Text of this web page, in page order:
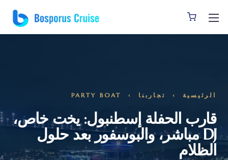
الرئيسية › تجاربنا › PARTY BOAT
قارب الحفلة إسطنبول: يخت خاص،
DJ مباشر، والبوسفور بعد حلول
الظلام